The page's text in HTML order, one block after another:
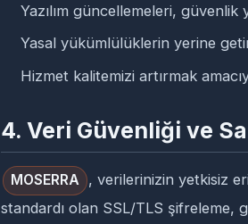
Yazılım güncellemeleri, güvenlik
Yasal yükümlülüklerin yerine
Hizmet kalitemizi artırmak
4. Veri Güvenliği ve
MOSERRA
, verilerinizin yetkisiz
standardı olan SSL/TLS şifreleme,